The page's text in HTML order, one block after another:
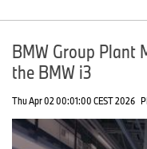
BMW Group Plant
the BMW i3
Thu Apr 02 00:01:00 CEST 2026